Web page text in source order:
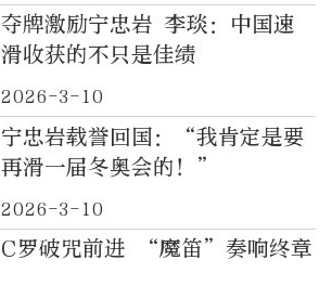
夺牌激励宁忠岩 李琰：中国速
滑收获的不只是佳绩
2026-3-10
宁忠岩载誉回国：“我肯定是要
再滑一届冬奥会的！”
2026-3-10
C罗破咒前进 “魔笛”奏响终章